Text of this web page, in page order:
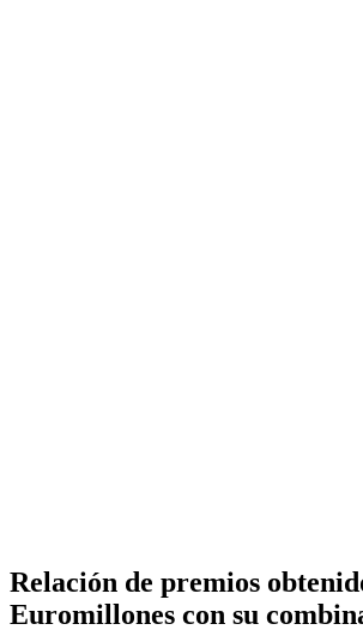
Relación de premios
Euromillones con su